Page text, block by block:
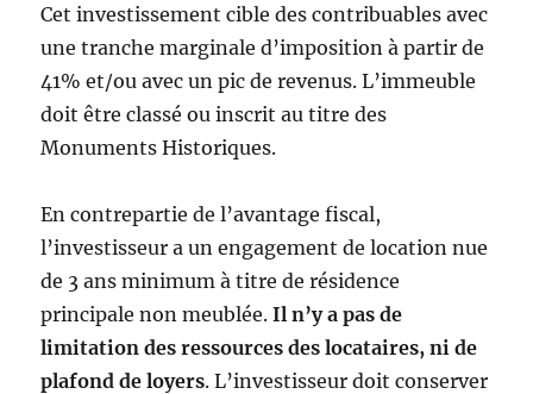
Cet investissement cible des contribuables avec
une tranche marginale d’imposition à partir de
41% et/ou avec un pic de revenus. L’immeuble
doit être classé ou inscrit au titre des
Monuments Historiques.
En contrepartie de l’avantage fiscal,
l’investisseur a un engagement de location nue
de 3 ans minimum à titre de résidence
principale non meublée.Il n’y a pas de
limitation des ressources des locataires, ni de
plafond de loyers. L’investisseur doit conserver